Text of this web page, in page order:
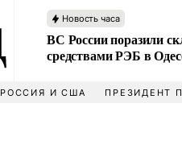
Новость часа
ВС России поразили
средствами РЭБ в
РОССИЯ И США ПРЕЗИДЕНТ